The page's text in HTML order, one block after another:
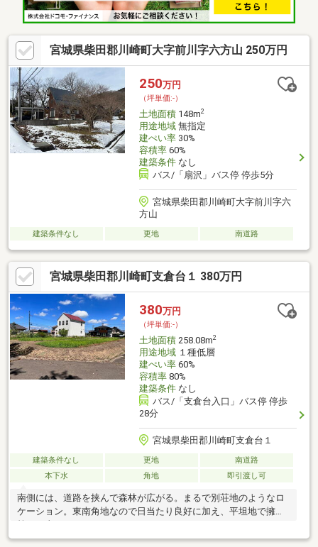
宮城県柴田郡川崎町大字前川字六方山 250万円
250万円
（坪単価:-）
土地面積148m2
用途地域無指定
建ぺい率30%
容積率60%
建築条件なし
バス/「扇沢」バス停 停歩5分
宮城県柴田郡川崎町大字前川字六
方山
建築条件なし 更地 南道路
宮城県柴田郡川崎町支倉台１ 380万円
380万円
（坪単価:-）
土地面積258.08m2
用途地域１種低層
建ぺい率60%
容積率80%
建築条件なし
バス/「支倉台入口」バス停 停歩
28分
宮城県柴田郡川崎町支倉台１
建築条件なし 更地
南道路
本下水
角地 即引渡し可
南側には、道路を挟んで森林が広がる。まるで別荘地のようなロ
ケーション。東南角地なので日当たり良好に加え、平坦地で擁壁